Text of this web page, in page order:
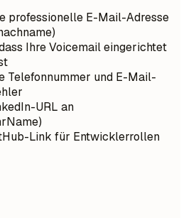
professionelle E-Mail-Adresse
Ihre Voicemail eingerichtet
Telefonnummer und E-Mail-
URL an
Link für Entwicklerrollen